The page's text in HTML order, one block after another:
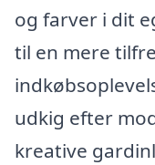
og farver i dit
til en mere
udkig efter
kreative